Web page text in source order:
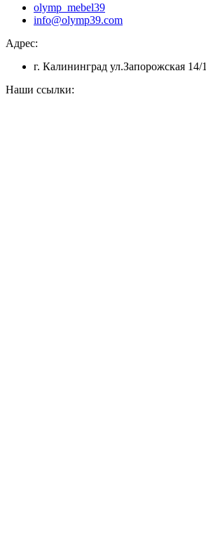
olymp_mebel39
info@olymp39.com
Адрес:
г. Калининград ул.Запорожская 14/1
Наши ссылки: